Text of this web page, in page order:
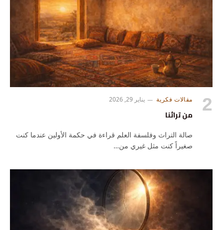
مقالات فكرية يناير 29, 2026
من تراثنا
صالة التراث وفلسفة العلم قراءة في حكمة الأولين عندما كنت
صغيراً كنت مثل غيري من…